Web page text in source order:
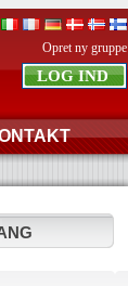
Opret ny gruppe